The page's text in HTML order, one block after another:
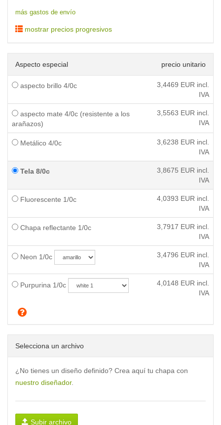
más gastos de envío
mostrar precios progresivos
Aspecto especial precio unitario
aspecto brillo 4/0c 3,4469 EUR incl.
IVA
aspecto mate 4/0c (resistente a los
arañazos)
3,5563 EUR incl.
IVA
Metálico 4/0c 3,6238 EUR incl.
IVA
Tela 8/0c 3,8675 EUR incl.
IVA
Fluorescente 1/0c 4,0393 EUR incl.
IVA
Chapa reflectante 1/0c 3,7917 EUR incl.
IVA
Neon 1/0c 3,4796 EUR incl.
IVA
Purpurina 1/0c 4,0148 EUR incl.
IVA
Selecciona un archivo
¿No tienes un diseño definido? Crea aquí tu chapa con
nuestro diseñador.
Subir archivo